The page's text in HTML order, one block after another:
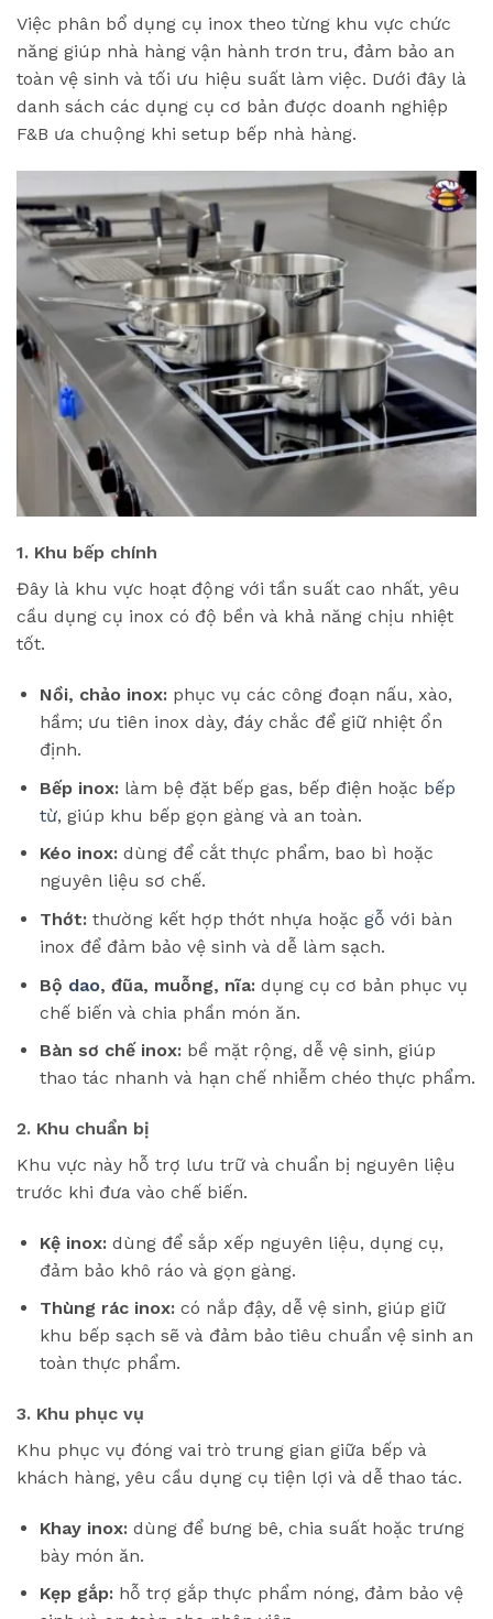
Việc phân bổ dụng cụ inox theo từng khu vực chức
năng giúp nhà hàng vận hành trơn tru, đảm bảo an
toàn vệ sinh và tối ưu hiệu suất làm việc. Dưới đây là
danh sách các dụng cụ cơ bản được doanh nghiệp
F&B ưa chuộng khi setup bếp nhà hàng.
1. Khu bếp chính
Đây là khu vực hoạt động với tần suất cao nhất, yêu
cầu dụng cụ inox có độ bền và khả năng chịu nhiệt
tốt.
Nồi, chảo inox:phục vụ các công đoạn nấu, xào,
hầm; ưu tiên inox dày, đáy chắc để giữ nhiệt ổn
định.
Bếp inox:làm bệ đặt bếp gas, bếp điện hoặc bếp
từ, giúp khu bếp gọn gàng và an toàn.
Kéo inox:dùng để cắt thực phẩm, bao bì hoặc
nguyên liệu sơ chế.
Thớt:thường kết hợp thớt nhựa hoặc gỗ với bàn
inox để đảm bảo vệ sinh và dễ làm sạch.
Bộ dao, đũa, muỗng, nĩa:dụng cụ cơ bản phục vụ
chế biến và chia phần món ăn.
Bàn sơ chế inox:bề mặt rộng, dễ vệ sinh, giúp
thao tác nhanh và hạn chế nhiễm chéo thực phẩm.
2. Khu chuẩn bị
Khu vực này hỗ trợ lưu trữ và chuẩn bị nguyên liệu
trước khi đưa vào chế biến.
Kệ inox:dùng để sắp xếp nguyên liệu, dụng cụ,
đảm bảo khô ráo và gọn gàng.
Thùng rác inox:có nắp đậy, dễ vệ sinh, giúp giữ
khu bếp sạch sẽ và đảm bảo tiêu chuẩn vệ sinh an
toàn thực phẩm.
3. Khu phục vụ
Khu phục vụ đóng vai trò trung gian giữa bếp và
khách hàng, yêu cầu dụng cụ tiện lợi và dễ thao tác.
Khay inox:dùng để bưng bê, chia suất hoặc trưng
bày món ăn.
Kẹp gắp:hỗ trợ gắp thực phẩm nóng, đảm bảo vệ